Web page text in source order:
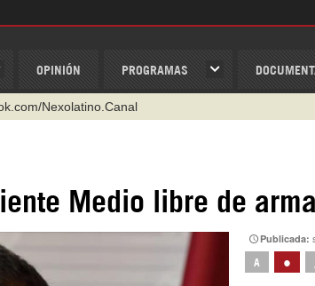
OPINIÓN PROGRAMAS
Nexolatino.Canal
c/hispantv
921 79 29 404
Medio libre de
Publicada:
A •